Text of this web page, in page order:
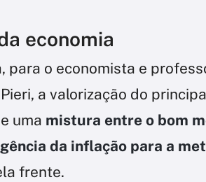
economia
para o economista e
Pieri, a valorização do
uma mistura entre o bom
da inflação para a
frente.